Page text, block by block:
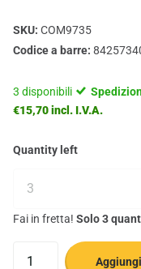
SKU: COM9735
Codice a barre:
3 disponibili
€15,70 incl. I.V.A.
Quantity left
Fai in fretta! Solo 3